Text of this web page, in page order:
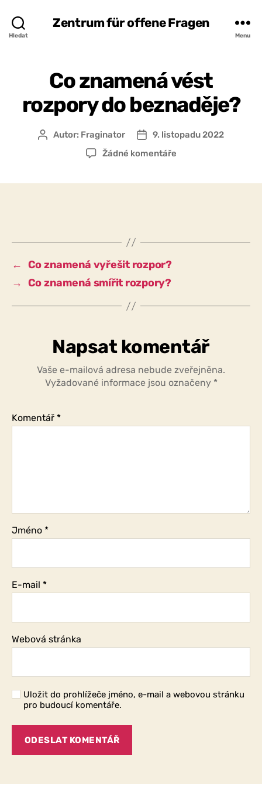
Hledat
Zentrum für offene Fragen
Menu
Co znamená vést
rozpory do beznaděje?
AutorAutor: Fraginator
Datum
příspěvku
9. listopadu 2022
Žádné komentářeu
rozpory
← Co znamená vyřešit rozpor?
→ Co znamená smířit rozpory?
Napsat komentář
Vaše e-mailová adresa nebude zveřejněna.
Vyžadované informace jsou označeny *
Komentář *
Jméno *
E-mail *
Webová stránka
Uložit do prohlížeče jméno, e-mail a webovou stránku
pro budoucí komentáře.